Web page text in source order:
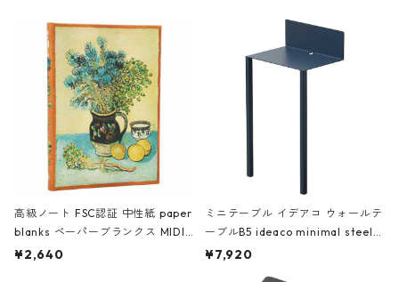
高級ノート FSC認証 中性紙 paper
blanks ペーパーブランクス MIDI
ハードカバー 罫線 ヴァン・ゴッホ
¥2,640
ミニテーブル イデアコ ウォールテ
ーブルB5 ideaco minimal steel f
urniture WALL Table B5 ネイビー
¥7,920